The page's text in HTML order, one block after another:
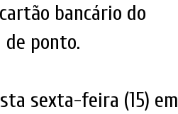
bancário do
ponto.
sexta-feira (15) em